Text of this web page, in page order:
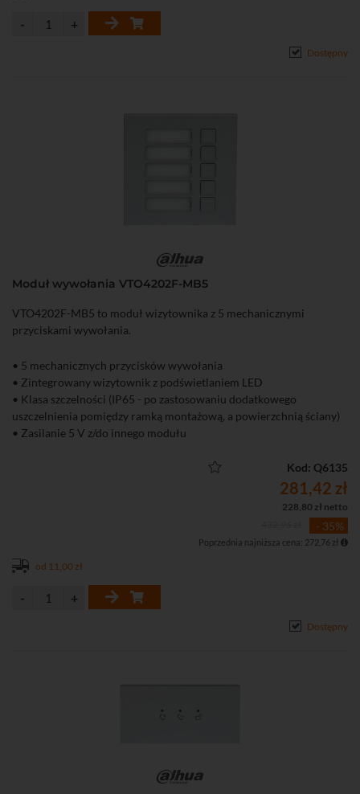
Dostępny
Moduł wywołania VTO4202F-MB5
VTO4202F-MB5 to moduł wizytownika z 5 mechanicznymi
przyciskami wywołania.
• 5 mechanicznych przycisków wywołania
• Zintegrowany wizytownik z podświetlaniem LED
• Klasa szczelności (IP65 - po zastosowaniu dodatkowego
uszczelnienia pomiędzy ramką montażową, a powierzchnią ściany)
• Zasilanie 5 V z/do innego modułu
Kod: Q6135
281,42 zł
228,80 zł netto
- 35%
Poprzednia najniższa cena: 272,76 zł
od 11,00 zł
Dostępny